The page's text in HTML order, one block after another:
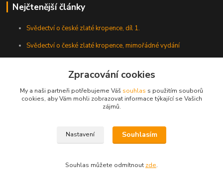
Nejčtenější články
Svědectví o české zlaté kropence, díl 1.
Svědectví o české zlaté kropence, mimořádné vydání
Všechna práva vyhrazena. Veškeré texty umístěné na tomto webu jsou
zakázáno.
Zpracování cookies
My a naši partneři potřebujeme Váš souhlas s použitím souborů
cookies, aby Vám mohli zobrazovat informace týkající se Vašich
zájmů.
Nastavení Souhlasím
Souhlas můžete odmítnout zde.